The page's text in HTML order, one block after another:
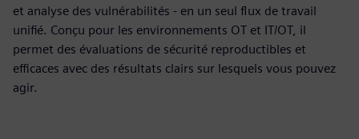
et analyse des vulnérabilités - en un seul flux de travail
unifié. Conçu pour les environnements OT et IT/OT, il
permet des évaluations de sécurité reproductibles et
efficaces avec des résultats clairs sur lesquels vous pouvez
agir.